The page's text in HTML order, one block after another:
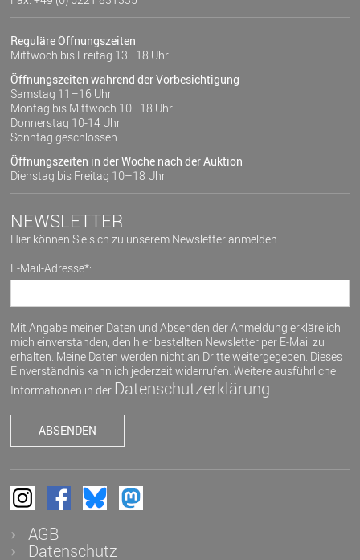
Reguläre Öffnungszeiten
Mittwoch bis Freitag 13–18 Uhr
Öffnungszeiten während der Vorbesichtigung
Samstag 11–16 Uhr
Montag bis Mittwoch 10–18 Uhr
Donnerstag 10-14 Uhr
Sonntag geschlossen
Öffnungszeiten in der Woche nach der Auktion
Dienstag bis Freitag 10–18 Uhr
NEWSLETTER
Hier können Sie sich zu unserem Newsletter anmelden.
E-Mail-Adresse*:
Mit Angabe meiner Daten und Absenden der Anmeldung erkläre ich
mich einverstanden, den hier bestellten Newsletter per E-Mail zu
erhalten. Meine Daten werden nicht an Dritte weitergegeben. Dieses
Einverständnis kann ich jederzeit widerrufen. Weitere ausführliche
Informationen in der Datenschutzerklärung
AGB
Datenschutz